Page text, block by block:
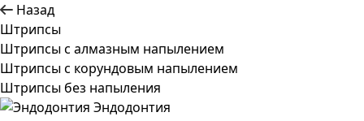
Назад
Штрипсы
Штрипсы c алмазным напылением
Штрипсы c корундовым напылением
Штрипсы без напыления
Эндодонтия